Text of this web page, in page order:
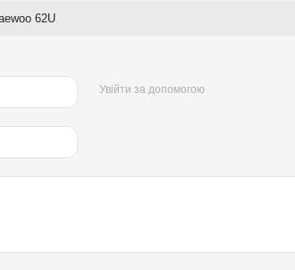
62U
Увійти за допомогою